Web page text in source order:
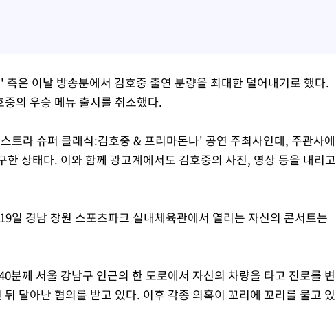
은 이날 방송분에서 김호중 출연 분량을 최대한 덜어내기로 했다.
의 우승 메뉴 출시를 취소했다.
트라 슈퍼 클래식:김호중 & 프리마돈나' 공연 주최사인데, 주관사에
한 상태다. 이와 함께 광고계에서도 김호중의 사진, 영상 등을 내리고
일 경남 창원 스포츠파크 실내체육관에서 열리는 자신의 콘서트는
분께 서울 강남구 인근의 한 도로에서 자신의 차량을 타고 진로를 변
달아난 혐의를 받고 있다. 이후 각종 의혹이 꼬리에 꼬리를 물고 있